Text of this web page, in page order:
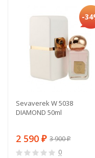
-
Sevaverek W 5038
DIAMOND 50ml
2 590 ₽ 3 900₽
0